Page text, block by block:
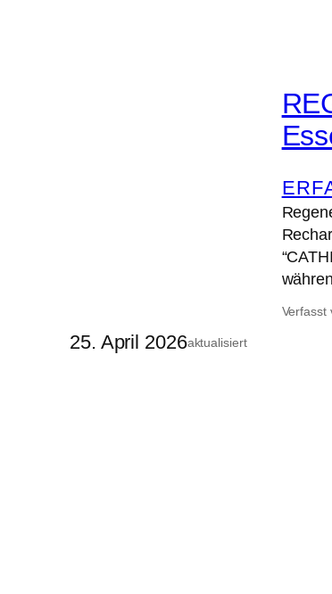
25. April 2026aktualisiert
Verfasst